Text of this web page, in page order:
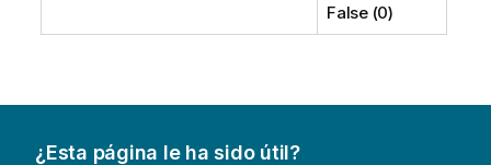
False (0)
¿Esta página le ha sido útil?